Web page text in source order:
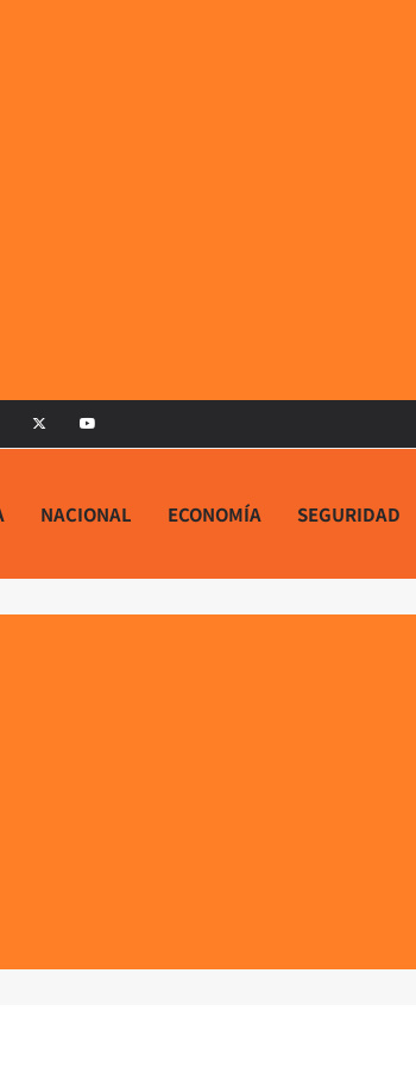
NACIONAL ECONOMÍA SEGURIDAD